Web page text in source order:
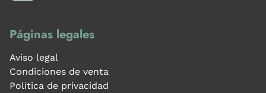
Páginas legales
Aviso legal
Condiciones de venta
Política de privacidad